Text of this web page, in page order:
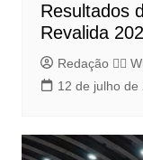
Resultados
Revalida
Redação 👨‍⚖️​
12 de julho de